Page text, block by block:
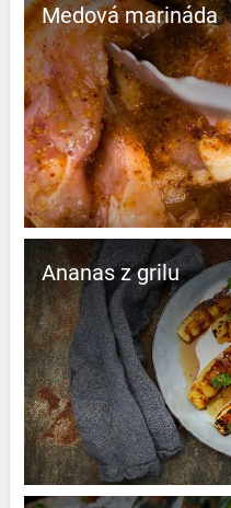
Medová marináda
Ananas z grilu